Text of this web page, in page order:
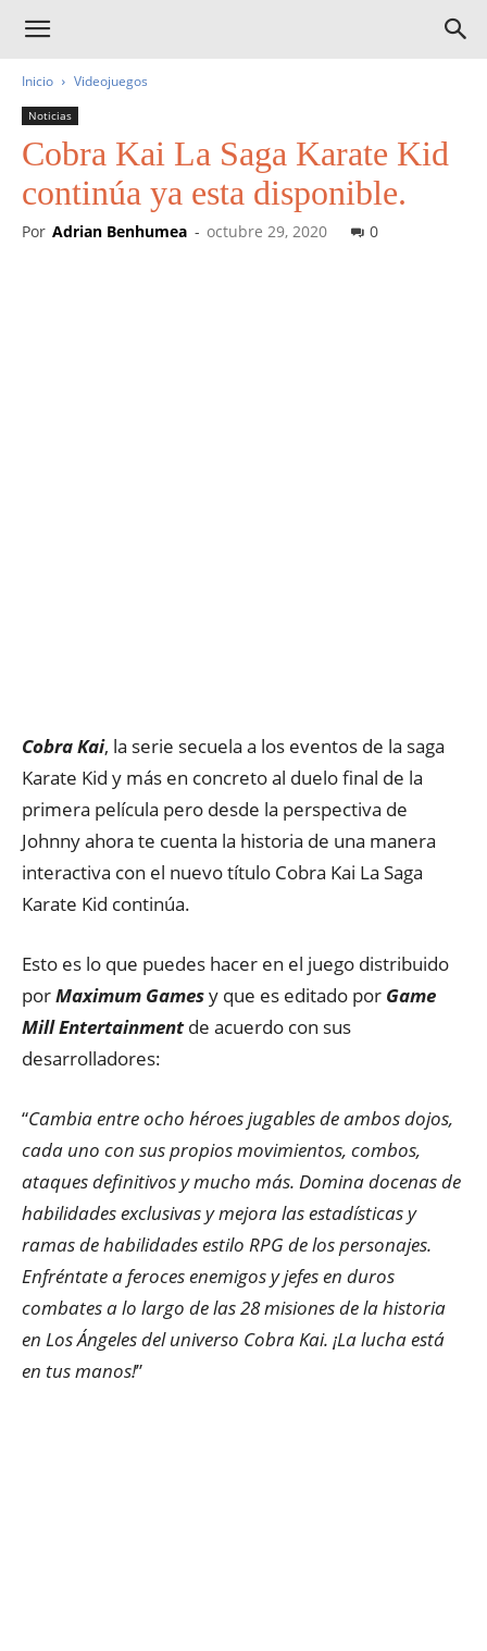
Inicio Videojuegos
Noticias
Cobra Kai La Saga Karate Kid
continúa ya esta disponible.
Por Adrian Benhumea - octubre 29, 2020 0
Cobra Kai, la serie secuela a los eventos de la saga
Karate Kid y más en concreto al duelo final de la
primera película pero desde la perspectiva de
Johnny ahora te cuenta la historia de una manera
interactiva con el nuevo título Cobra Kai La Saga
Karate Kid continúa.
Esto es lo que puedes hacer en el juego distribuido
porMaximum Gamesy que es editado por Game
Mill Entertainmentde acuerdo con sus
desarrolladores:
“Cambia entre ocho héroes jugables de ambos dojos,
cada uno con sus propios movimientos, combos,
ataques definitivos y mucho más. Domina docenas de
habilidades exclusivas y mejora las estadísticas y
ramas de habilidades estilo RPG de los personajes.
Enfréntate a feroces enemigos y jefes en duros
combates a lo largo de las 28 misiones de la historia
en Los Ángeles del universo Cobra Kai. ¡La lucha está
en tus manos!”